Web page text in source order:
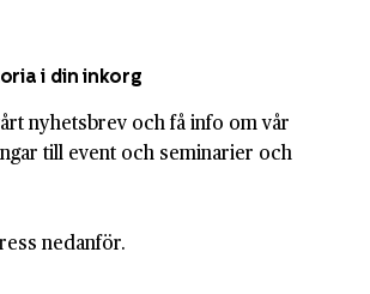
i din inkorg
nyhetsbrev och få info om vår
till event och seminarier och
nedanför.